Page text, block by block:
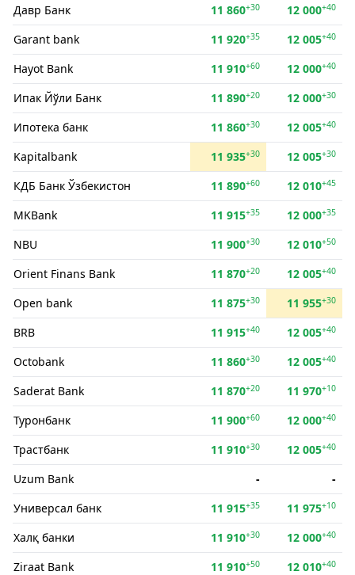
Давр Банк 11 860+30 12 000+40
Garant bank 11 920+35 12 005+40
Hayot Bank 11 910+60 12 000+40
Ипак Йўли Банк 11 890+20 12 000+30
Ипотека банк 11 860+30 12 005+40
Kapitalbank 11 935+30 12 005+30
КДБ Банк Ўзбекистон 11 890+60 12 010+45
MKBank 11 915+35 12 000+35
NBU 11 900+30 12 010+50
Orient Finans Bank 11 870+20 12 005+40
Open bank 11 875+30 11 955+30
BRB 11 915+40 12 005+40
Octobank 11 860+30 12 005+40
Saderat Bank 11 870+20 11 970+10
Туронбанк 11 900+60 12 000+40
Трастбанк 11 910+30 12 005+40
Uzum Bank -
-
Универсал банк
11 915+35 11 975+10
Халқ банки 11 910+30 12 000+40
Ziraat Bank 11 910+50 12 010+40